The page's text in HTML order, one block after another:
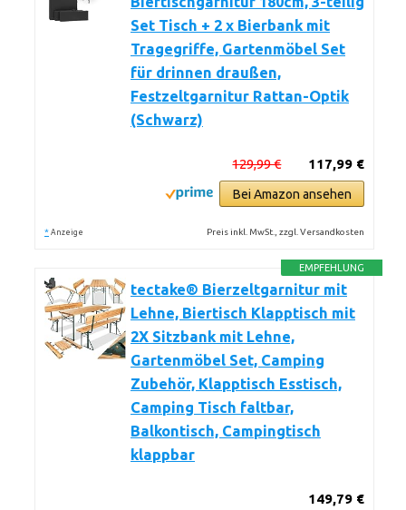
Set Tisch + 2 x Bierbank mit
Tragegriffe, Gartenmöbel Set
für drinnen draußen,
Festzeltgarnitur Rattan-Optik
(Schwarz)
117,99 €
129,99 €
Bei Amazon ansehen
* Anzeige Preis inkl. MwSt., zzgl. Versandkosten
EMPFEHLUNG
tectake® Bierzeltgarnitur mit
Lehne, Biertisch Klapptisch mit
2X Sitzbank mit Lehne,
Gartenmöbel Set, Camping
Zubehör, Klapptisch Esstisch,
Camping Tisch faltbar,
Balkontisch, Campingtisch
klappbar
149,79 €